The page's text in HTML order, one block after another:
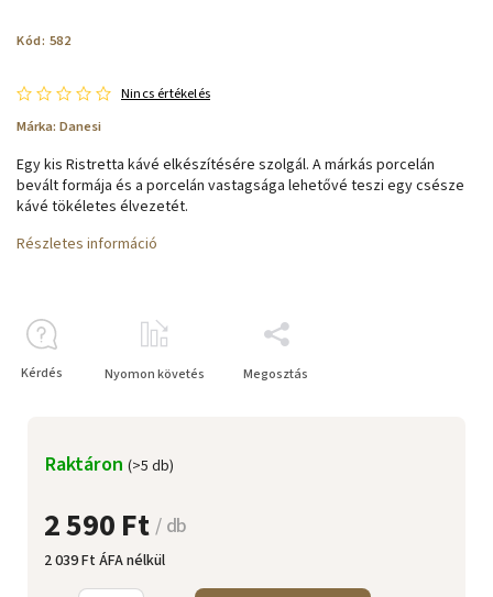
Kód: 582
Nincs értékelés
Márka: Danesi
2 590 Ft/ db
2 039 Ft ÁFA nélkül
Raktáron (>5 db)
Egy kis Ristretta kávé elkészítésére szolgál. A márkás porcelán
bevált formája és a porcelán vastagsága lehetővé teszi egy csésze
kávé tökéletes élvezetét.
Részletes információ
Kérdés Nyomon követés Megosztás